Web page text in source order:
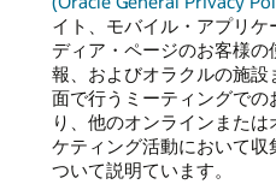
イト、モバイル・アプリ
ディア・ページのお客様
報、およびオラクルの施
面で行うミーティングで
り、他のオンラインまた
ケティング活動において
ついて説明ています。